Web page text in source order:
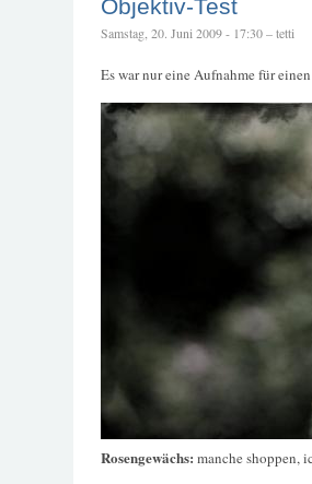
Objektiv-Test
Samstag, 20. Juni 2009 - 17:30 – tetti
Es war nur eine Aufnahme für
Rosengewächs: manche shoppen,